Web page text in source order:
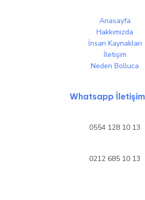
Anasayfa
Hakkımızda
İnsan Kaynakları
İletişim
Neden Bolluca
Whatsapp İletişim
0554 128 10 13
0212 685 10 13